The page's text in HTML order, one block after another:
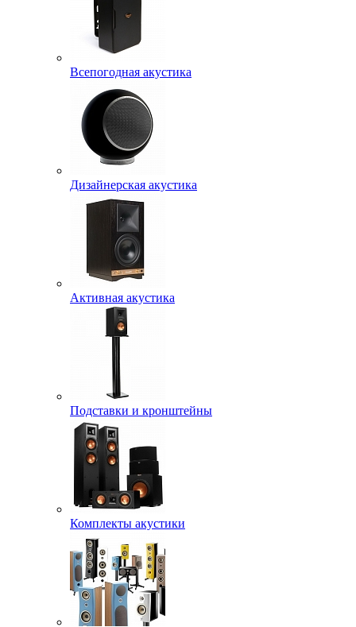
Всепогодная акустика
Дизайнерская акустика
Активная акустика
Подставки и кронштейны
Комплекты акустики